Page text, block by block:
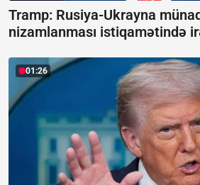
Tramp: Rusiya-Ukrayna
nizamlanması istiqamətində
01:26